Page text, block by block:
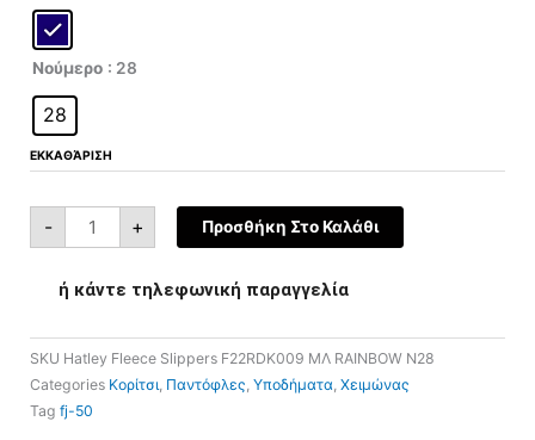
Νούμερο : 28
28
ΕΚΚΑΘΆΡΙΣΗ
-
F22RDK009
+ Προσθήκη Στο Καλάθι
ή κάντε τηλεφωνική παραγγελία
SKU Hatley Fleece Slippers F22RDK009 ΜΛ RAINBOW N28
Categories Κορίτσι Παντόφλες Υποδήματα Χειμώνας
Tag fj-50